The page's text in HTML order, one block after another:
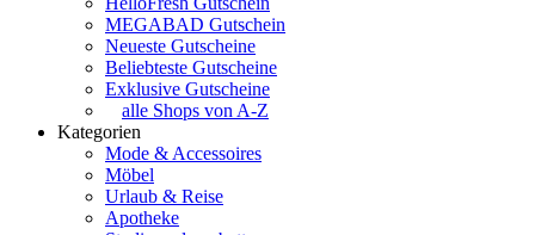
MEGABAD Gutschein
Neueste Gutscheine
Beliebteste Gutscheine
Exklusive Gutscheine
alle Shops von A-Z
Kategorien
Mode & Accessoires
Möbel
Urlaub & Reise
Apotheke